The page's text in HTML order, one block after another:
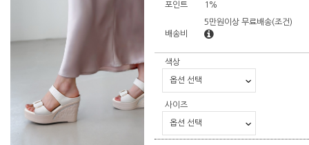
포인트 1%
배송비
5만원이상 무료배송(조건)
색상
사이즈